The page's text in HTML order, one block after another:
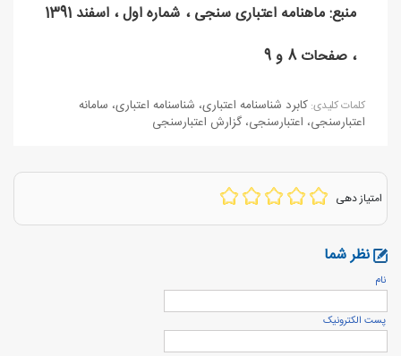
منبع: ماهنامه اعتباری سنجی ، شماره اول ، اسفند 1391
، صفحات 8 و 9
كلمات كليدی: کابرد شناسنامه اعتباری، شناسنامه اعتباری، سامانه
اعتبارسنجی، اعتبارسنجی، گزارش اعتبارسنجی
امتیاز دهی
نظر شما
نام
پست الكترونيک